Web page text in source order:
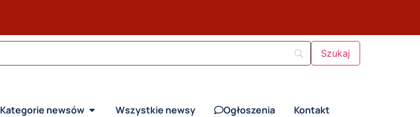
Kategorie newsów Wszystkie newsy Ogłoszenia Kontakt